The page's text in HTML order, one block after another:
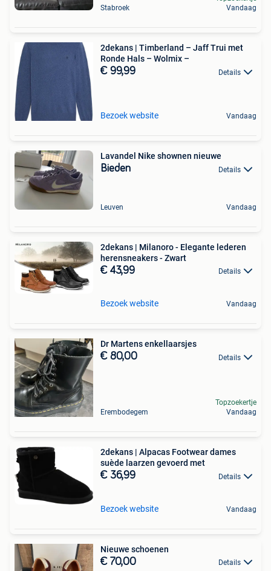
Stabroek
Vandaag
2dekans | Timberland – Jaff Trui met
Ronde Hals – Wolmix –
€ 99,99 Details
Bezoek website Vandaag
Lavandel Nike shownen nieuwe
Bieden Details
Leuven Vandaag
2dekans | Milanoro - Elegante lederen
herensneakers - Zwart
€ 43,99 Details
Bezoek website Vandaag
Dr Martens enkellaarsjes
€ 80,00 Details
Erembodegem
Topzoekertje
Vandaag
2dekans | Alpacas Footwear dames
suède laarzen gevoerd met
€ 36,99 Details
Bezoek website Vandaag
Nieuwe schoenen
€ 70,00 Details